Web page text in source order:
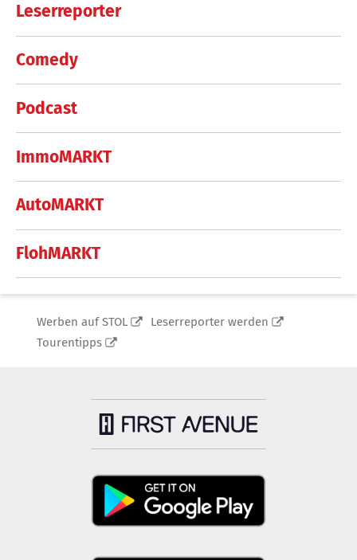
Leserreporter
Comedy
Podcast
ImmoMARKT
AutoMARKT
FlohMARKT
Werben auf STOL
Leserreporter werden
Tourentipps